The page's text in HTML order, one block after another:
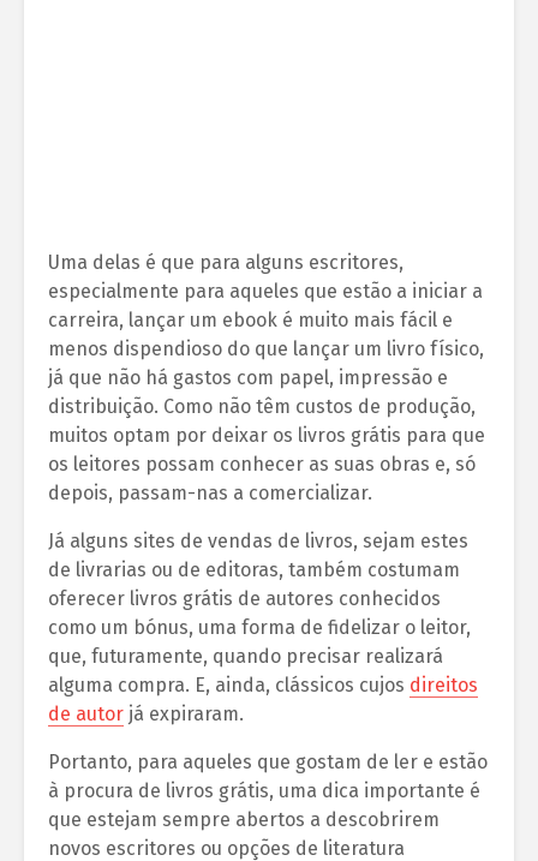
Uma delas é que para alguns escritores,
especialmente para aqueles que estão a iniciar a
carreira, lançar um ebook é muito mais fácil e
menos dispendioso do que lançar um livro físico,
já que não há gastos com papel, impressão e
distribuição. Como não têm custos de produção,
muitos optam por deixar os livros grátis para que
os leitores possam conhecer as suas obras e, só
depois, passam-nas a comercializar.
Já alguns sites de vendas de livros, sejam estes
de livrarias ou de editoras, também costumam
oferecer livros grátis de autores conhecidos
como um bónus, uma forma de fidelizar o leitor,
que, futuramente, quando precisar realizará
alguma compra. E, ainda, clássicos cujos direitos
de autor já expiraram.
Portanto, para aqueles que gostam de ler e estão
à procura de livros grátis, uma dica importante é
que estejam sempre abertos a descobrirem
novos escritores ou opções de literatura